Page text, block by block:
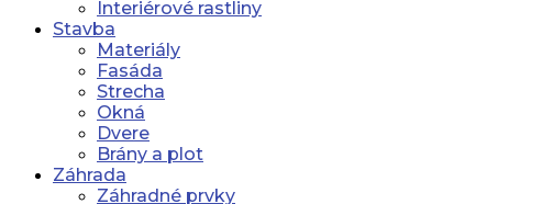
Interiérové rastliny
Stavba
Materiály
Fasáda
Strecha
Okná
Dvere
Brány a plot
Záhrada
Záhradné prvky